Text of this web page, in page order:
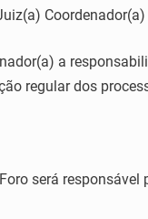
a
regular dos
será